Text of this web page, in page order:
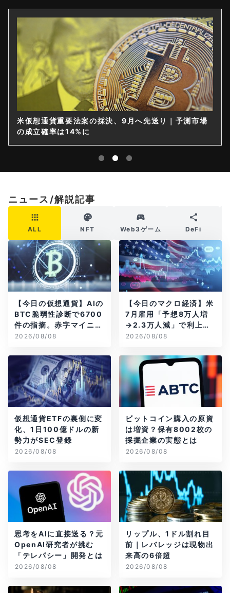
米仮想通貨重要法案の採決、9月へ先送り｜予測市場
の成立確率は14%に
ニュース/解説記事
ALL NFT Web3ゲーム DeFi
【今日の仮想通貨】AIの
BTC脆弱性診断で6700
件の指摘。赤字マイニン
グ企業はAIに賭ける
2026/08/08
【今日のマクロ経済】米
7月雇用「予想8万人増
→2.3万人減」で利上げ
観測後退
2026/08/08
仮想通貨ETFの裏側に変
化、1日100億ドルの新
勢力がSEC登録
2026/08/08
ビットコイン購入の原資
は増資？保有8002枚の
採掘企業の実態とは
2026/08/08
思考をAIに直接送る？元
OpenAI研究者が挑む
「テレパシー」開発とは
2026/08/08
リップル、1ドル割れ目
前｜レバレッジは現物出
来高の6倍超
2026/08/08